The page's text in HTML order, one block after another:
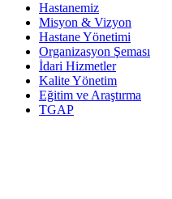
Hastanemiz
Misyon & Vizyon
Hastane Yönetimi
Organizasyon Şeması
İdari Hizmetler
Kalite Yönetim
Eğitim ve Araştırma
TGAP